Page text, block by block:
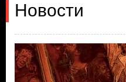
Новости